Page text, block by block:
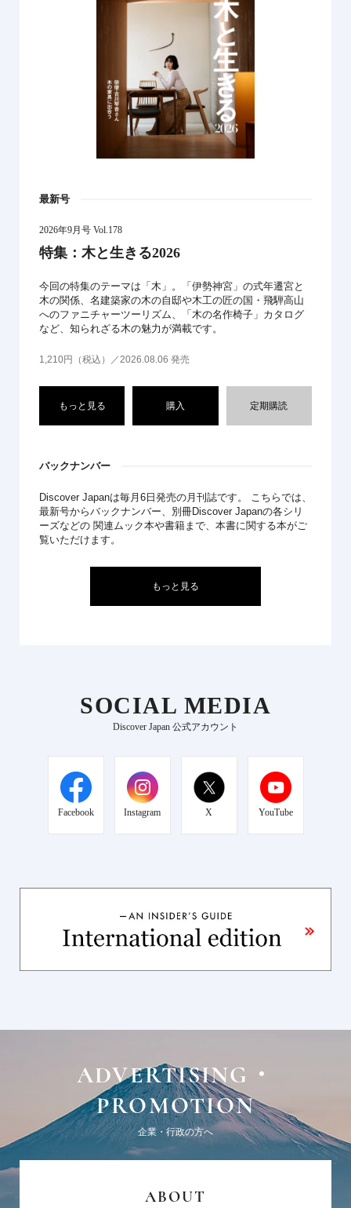
最新号
2026年9月号 Vol.178
特集：木と生きる2026
今回の特集のテーマは「木」。「伊勢神宮」の式年遷宮と
木の関係、名建築家の木の自邸や木工の匠の国・飛騨高山
へのファニチャーツーリズム、「木の名作椅子」カタログ
など、知られざる木の魅力が満載です。
1,210円（税込）／2026.08.06 発売
もっと見る 購入 定期購読
バックナンバー
Discover Japanは毎月6日発売の月刊誌です。 こちらでは、
最新号からバックナンバー、別冊Discover Japanの各シリ
ーズなどの 関連ムック本や書籍まで、本書に関する本がご
覧いただけます。
もっと見る
SOCIAL MEDIA
Discover Japan 公式アカウント
Facebook Instagram X YouTube
ADVERTISING・
PROMOTION
企業・行政の方へ
ABOUT